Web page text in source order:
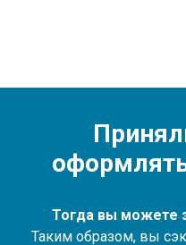
Тогда вы можете
Таким образом, вы